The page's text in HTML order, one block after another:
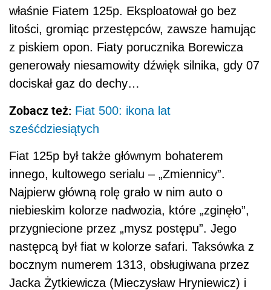
właśnie Fiatem 125p. Eksploatował go bez
litości, gromiąc przestępców, zawsze hamując
z piskiem opon. Fiaty porucznika Borewicza
generowały niesamowity dźwięk silnika, gdy 07
dociskał gaz do dechy…
Zobacz też: Fiat 500: ikona lat
sześćdziesiątych
Fiat 125p był także głównym bohaterem
innego, kultowego serialu – „Zmiennicy”.
Najpierw główną rolę grało w nim auto o
niebieskim kolorze nadwozia, które „zginęło”,
przygniecione przez „mysz postępu”. Jego
następcą był fiat w kolorze safari. Taksówka z
bocznym numerem 1313, obsługiwana przez
Jacka Żytkiewicza (Mieczysław Hryniewicz) i